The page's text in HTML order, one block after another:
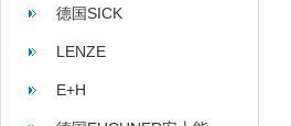
德国SICK
LENZE
E+H